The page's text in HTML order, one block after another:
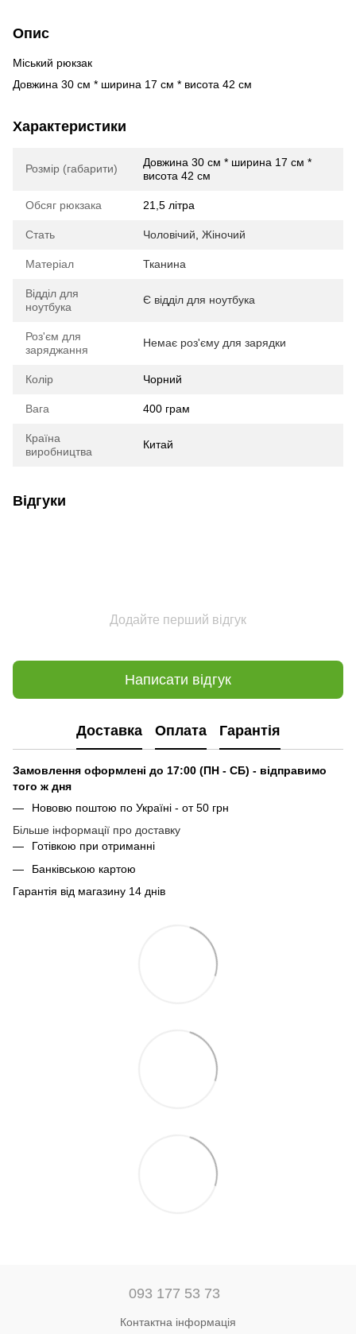
Опис
Міський рюкзак
Довжина 30 см * ширина 17 см * висота 42 см
Характеристики
Розмір (габарити)
Довжина 30 см * ширина 17 см *
висота 42 см
Обсяг рюкзака 21,5 літра
Стать Чоловічий Жіночий
Матеріал Тканина
Відділ для
ноутбука
Є відділ для ноутбука
Роз'єм для
заряджання
Немає роз'єму для зарядки
Колір Чорний
Вага 400 грам
Країна
виробництва
Китай
Відгуки
Додайте перший відгук
Написати відгук
Доставка Оплата Гарантія
Замовлення оформлені до 17:00 (ПН - СБ) - відправимо
того ж дня
Нововю поштою по Україні - от 50 грн
Більше інформації про доставку
Готівкою при отриманні
Банківською картою
Гарантія від магазину 14 днів
093 177 53 73
Контактна інформація